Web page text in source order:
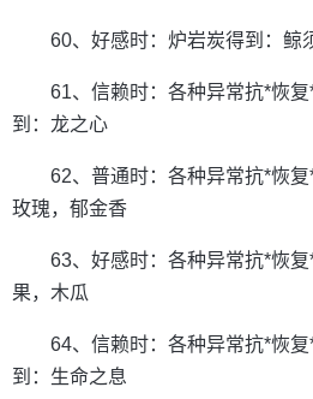
60、好感时：炉岩炭得到：鲸
61、信赖时：各种异常抗*恢
到：龙之心
62、普通时：各种异常抗*恢
玫瑰，郁金香
63、好感时：各种异常抗*恢
果，木瓜
64、信赖时：各种异常抗*恢
到：生命之息